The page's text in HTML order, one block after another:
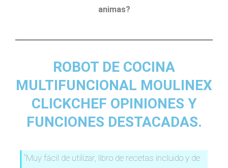
animas?
ROBOT DE COCINA
MULTIFUNCIONAL MOULINEX
CLICKCHEF OPINIONES Y
FUNCIONES DESTACADAS.
“Muy fácil de utilizar, libro de recetas incluido y de